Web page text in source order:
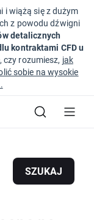
i wiążą się z dużym
z powodu dźwigni
detalicznych
kontraktami CFD u
czy rozumiesz, jak
sobie na wysokie
SZUKAJ